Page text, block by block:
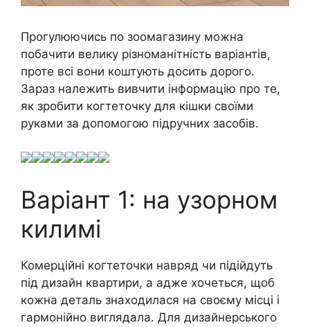
Прогулюючись по зоомагазину можна
побачити велику різноманітність варіантів,
проте всі вони коштують досить дорого.
Зараз належить вивчити інформацію про те,
як зробити когтеточку для кішки своїми
руками за допомогою підручних засобів.
Варіант 1: на узорном
килимі
Комерційні когтеточки навряд чи підійдуть
під дизайн квартири, а адже хочеться, щоб
кожна деталь знаходилася на своєму місці і
гармонійно виглядала. Для дизайнерського